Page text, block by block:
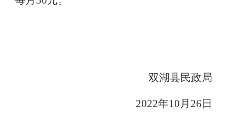
双湖县民政局
2022年10月 26 日